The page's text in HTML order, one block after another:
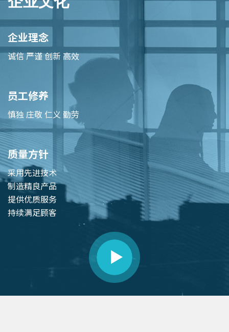
企业理念
诚信 严谨 创新 高效
员工修养
慎独 庄敬 仁义 勤劳
质量方针
采用先进技术
制造精良产品
提供优质服务
持续满足顾客